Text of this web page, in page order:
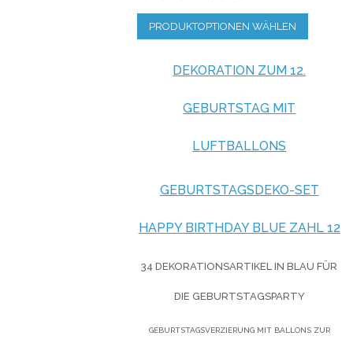
PRODUKTOPTIONEN WÄHLEN
DEKORATION ZUM 12.
GEBURTSTAG MIT
LUFTBALLONS
GEBURTSTAGSDEKO-SET
HAPPY BIRTHDAY BLUE ZAHL 12
34 DEKORATIONSARTIKEL IN BLAU FÜR
DIE GEBURTSTAGSPARTY
GEBURTSTAGSVERZIERUNG MIT BALLONS ZUR